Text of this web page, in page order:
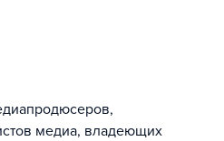
медиа, владеющих